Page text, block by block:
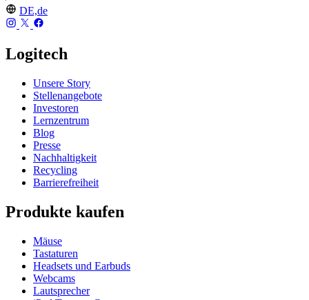
DE,de
Logitech
Unsere Story
Stellenangebote
Investoren
Lernzentrum
Blog
Presse
Nachhaltigkeit
Recycling
Barrierefreiheit
Produkte kaufen
Mäuse
Tastaturen
Headsets und Earbuds
Webcams
Lautsprecher